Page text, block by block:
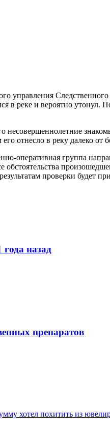
управления Следственного
в реке и вероятно утонул.
несовершеннолетние
отнесло в реку далеко от
оперативная группа
обстоятельства
проверки будет
назад
препаратов
хотел похитить из